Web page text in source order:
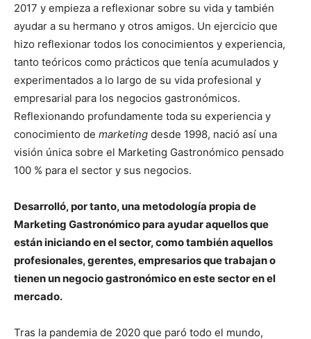
2017 y empieza a reflexionar sobre su vida y también
ayudar a su hermano y otros amigos. Un ejercicio que
hizo reflexionar todos los conocimientos y experiencia,
tanto teóricos como prácticos que tenía acumulados y
experimentados a lo largo de su vida profesional y
empresarial para los negocios gastronómicos.
Reflexionando profundamente toda su experiencia y
conocimiento de marketing desde 1998, nació así una
visión única sobre el Marketing Gastronómico pensado
100 % para el sector y sus negocios.
Desarrolló, por tanto, una metodología propia de
Marketing Gastronómico para ayudar aquellos que
están iniciando en el sector, como también aquellos
profesionales, gerentes, empresarios que trabajan o
tienen un negocio gastronómico en este sector en el
mercado.
Tras la pandemia de 2020 que paró todo el mundo,